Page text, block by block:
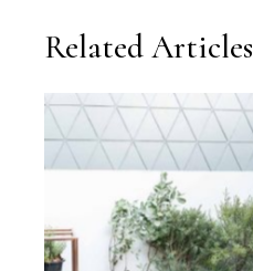
Related Articles